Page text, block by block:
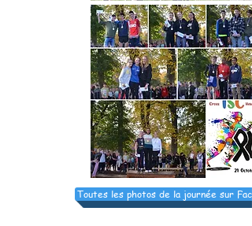
Toutes les photos de la journée sur